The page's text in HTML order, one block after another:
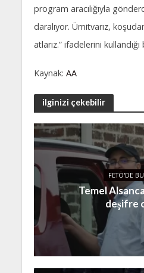
program aracılığıyla
daralıyor. Ümitvarız,
atlarız.” ifadelerini
Kaynak: AA
ilginizi çekebilir
FETÖ'DE
Temel
deşifre